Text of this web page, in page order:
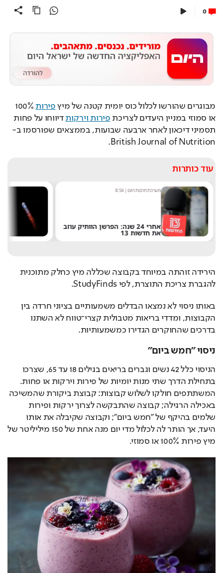
0
מבוגרים שהורשו לכלול כוס יומית קטנה של מיץ פירות
או סמוזי במניין היעדים לצריכת פירות וירקות
תסמיני דיכאון לאחר ארבעה שבועות, בממצאים שפורסמו ב-
British Journal of Nutrition.
עוד כותרות
מערכת תרבות היום|
8:54
אחרי 24 שנה: הפרשן הוותיק עוזב
את חדשות 13
להגברת צריכת התוצרת, לפי StudyFinds.
בדרכים שהחוקרים הגדירו כמשמעותיות.
ניסוי "חמש ביום"
היעד, אך הותר לה לכלול מדי יום מנה אחת של 150 מיליליטר של
מיץ פירות 100% או סמוזי.